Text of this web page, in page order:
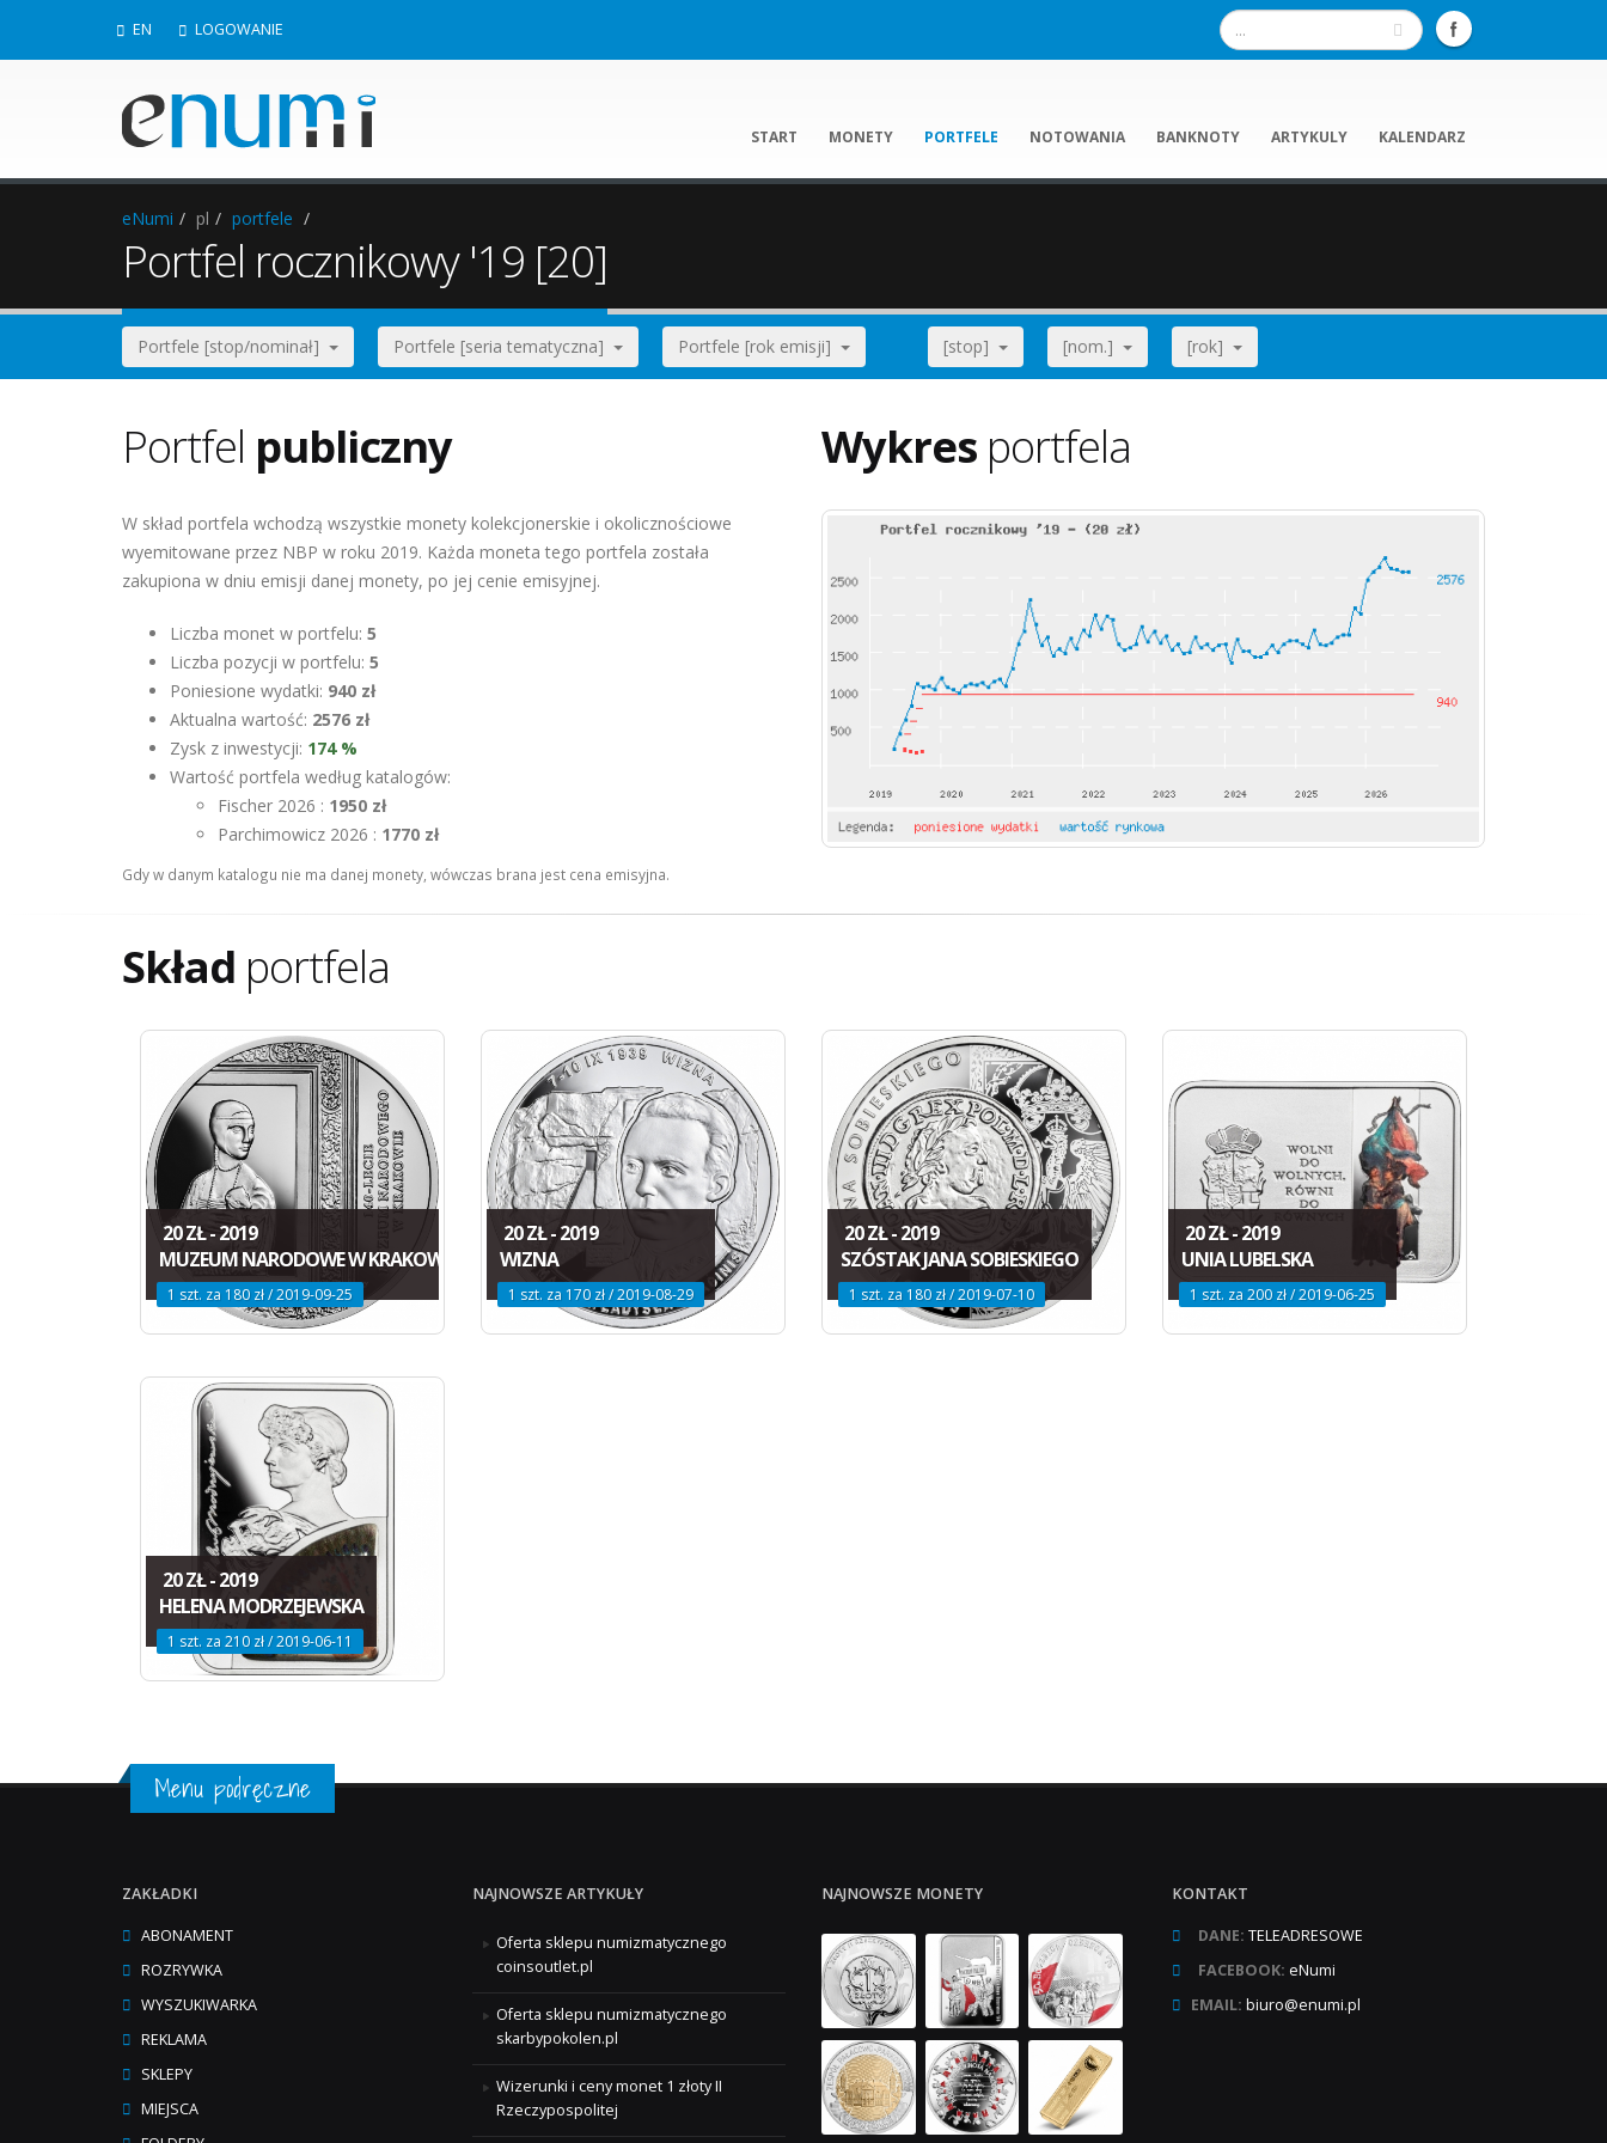
EN LOGOWANIE
START MONETY PORTFELE NOTOWANIA BANKNOTY ARTYKULY KALENDARZ
eNumi pl portfele
Portfel rocznikowy '19 [20]
Portfele [stop/nominał] Portfele [seria tematyczna] Portfele [rok emisji] [stop] [nom.] [rok]
Portfel publiczny
W skład portfela wchodzą wszystkie monety kolekcjonerskie i okolicznościowe
wyemitowane przez NBP w roku 2019. Każda moneta tego portfela została
zakupiona w dniu emisji danej monety, po jej cenie emisyjnej.
Liczba monet w portfelu: 5
Liczba pozycji w portfelu: 5
Poniesione wydatki: 940 zł
Aktualna wartość: 2576 zł
Zysk z inwestycji: 174 %
Wartość portfela według katalogów:
Fischer 2026 : 1950 zł
Parchimowicz 2026 : 1770 zł
Gdy w danym katalogu nie ma danej monety, wówczas brana jest cena emisyjna.
Wykres portfela
Skład portfela
20 ZŁ - 2019
MUZEUM NARODOWE W KRAKOWIE
1 szt. za 180 zł / 2019-09-25
20 ZŁ - 2019
WIZNA
1 szt. za 170 zł / 2019-08-29
20 ZŁ - 2019
SZÓSTAK JANA SOBIESKIEGO
1 szt. za 180 zł / 2019-07-10
20 ZŁ - 2019
UNIA LUBELSKA
1 szt. za 200 zł / 2019-06-25
20 ZŁ - 2019
HELENA MODRZEJEWSKA
1 szt. za 210 zł / 2019-06-11
Menu podręczne
ZAKŁADKI
ABONAMENT
ROZRYWKA
WYSZUKIWARKA
REKLAMA
SKLEPY
MIEJSCA
NAJNOWSZE ARTYKUŁY
Oferta sklepu numizmatycznego
coinsoutlet.pl
Oferta sklepu numizmatycznego
skarbypokolen.pl
Wizerunki i ceny monet 1 złoty II
Rzeczypospolitej
NAJNOWSZE MONETY KONTAKT
DANE: TELEADRESOWE
FACEBOOK: eNumi
EMAIL: biuro@enumi.pl